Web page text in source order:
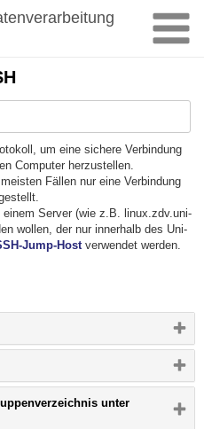
um eine sichere Verbindung
Computer herzustellen.
Fällen nur eine Verbindung
Server (wie z.B. linux.zdv.uni-
wollen, der nur innerhalb des Uni-
Jump-Hostverwendet werden.
unter